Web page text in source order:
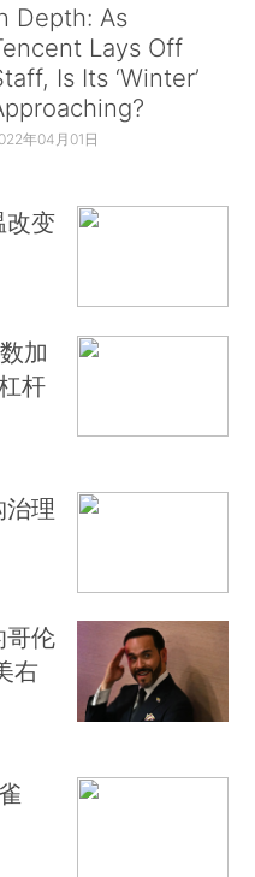
Depth: As
Lays Off
Is Its ‘Winter’
年04月01日
改变
加
杆
理
哥伦
右